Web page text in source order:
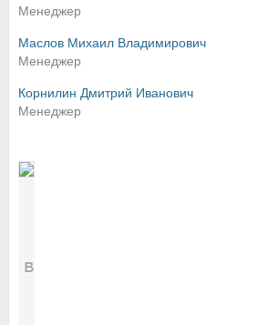
Менеджер
Маслов Михаил Владимирович
Менеджер
Корнилин Дмитрий Иванович
Менеджер